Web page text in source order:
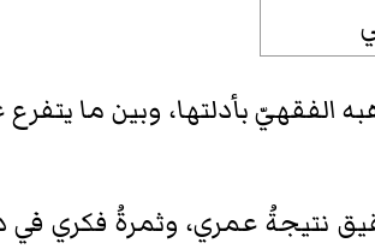
الفقهيّ بأدلتها، وبين ما
نتيجةُ عمري، وثمرةُ فكري في